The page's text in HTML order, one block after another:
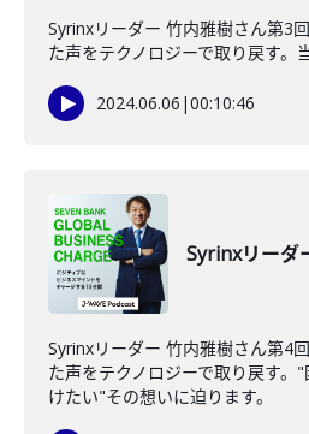
Syrinxリーダー 竹内雅樹さん第3
た声をテクノロジーで取り戻す。
2024.06.06 |00:10:46
Syrinxリーダ
Syrinxリーダー 竹内雅樹さん第4
た声をテクノロジーで取り戻す。
けたい"その想いに迫ります。